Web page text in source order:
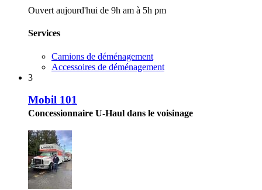
Ouvert aujourd'hui de 9h am à 5h pm
Services
Camions de déménagement
Accessoires de déménagement
3
Mobil 101
Concessionnaire U-Haul dans le voisinage